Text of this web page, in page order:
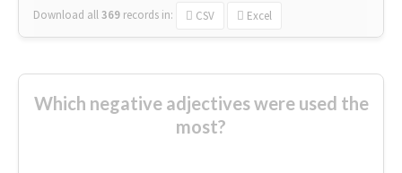
Download all369 records in: CSV Excel
Which negative adjectives were used the
most?